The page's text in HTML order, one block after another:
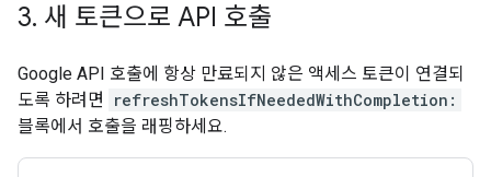
3. 새 토큰으로 API 호출
Google API 호출에 항상 만료되지 않은 액세스 토큰이 연결되
도록 하려면
refreshTokensIfNeededWithCompletion:
블록에서 호출을 래핑하세요.